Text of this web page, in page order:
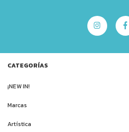
CATEGORÍAS
¡NEW IN!
Marcas
Artística